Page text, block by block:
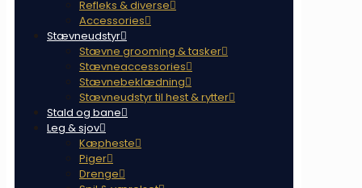
Refleks & diverse
Accessories
Stævneudstyr
Stævne grooming & tasker
Stævneaccessories
Stævnebeklædning
Stævneudstyr til hest & rytter
Stald og bane
Leg & sjov
Kæpheste
Piger
Drenge